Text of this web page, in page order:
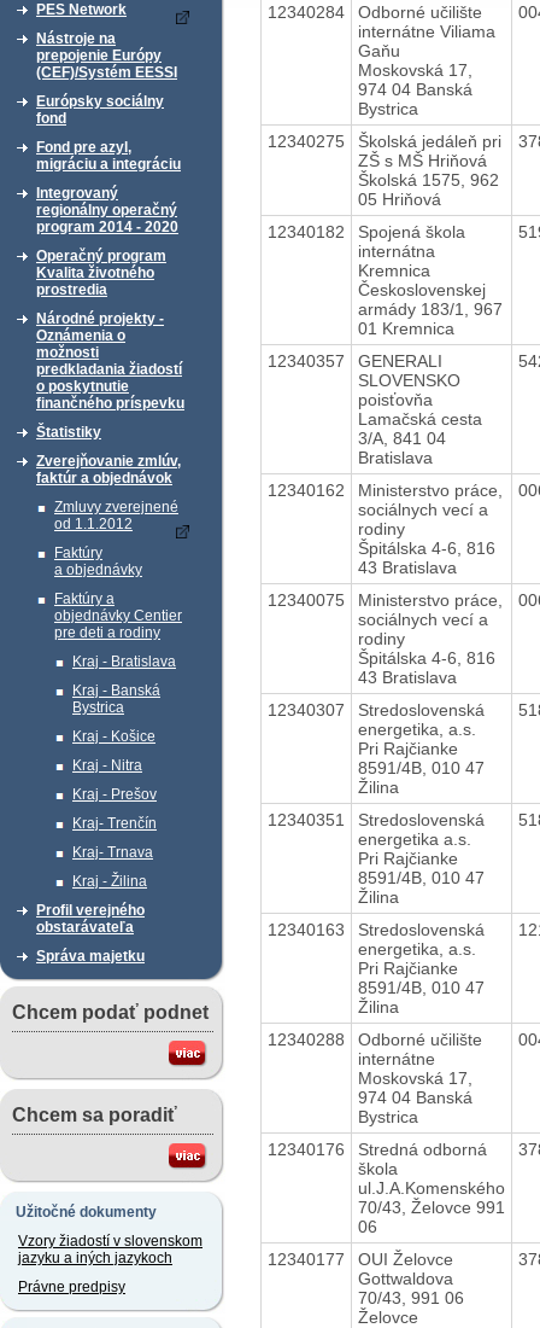
PES Network
Nástroje na
prepojenie Európy
(CEF)/Systém EESSI
Európsky sociálny
fond
Fond pre azyl,
migráciu a integráciu
Integrovaný
regionálny operačný
program 2014 - 2020
Operačný program
Kvalita životného
prostredia
Národné projekty -
Oznámenia o
možnosti
predkladania žiadostí
o poskytnutie
finančného príspevku
Štatistiky
Zverejňovanie zmlúv,
faktúr a objednávok
Zmluvy zverejnené
od 1.1.2012
Faktúry
a objednávky
Faktúry a
objednávky Centier
pre deti a rodiny
Kraj - Bratislava
Kraj - Banská
Bystrica
Kraj - Košice
Kraj - Nitra
Kraj - Prešov
Kraj- Trenčín
Kraj- Trnava
Kraj - Žilina
Profil verejného
obstarávateľa
Správa majetku
Chcem podať podnet
Chcem sa poradiť
Užitočné dokumenty
Vzory žiadostí v slovenskom
jazyku a iných jazykoch
Právne predpisy
12340284
Odborné učilište
internátne Viliama
Gaňu
Moskovská 17,
974 04 Banská
Bystrica
12340275
Školská jedáleň pri
ZŠ s MŠ Hriňová
Školská 1575, 962
05 Hriňová
12340182
Spojená škola
internátna
Kremnica
Československej
armády 183/1, 967
01 Kremnica
12340357
GENERALI
SLOVENSKO
poisťovňa
Lamačská cesta
3/A, 841 04
Bratislava
12340162
Ministerstvo práce,
sociálnych vecí a
rodiny
Špitálska 4-6, 816
43 Bratislava
12340075
Ministerstvo práce,
sociálnych vecí a
rodiny
Špitálska 4-6, 816
43 Bratislava
12340307
Stredoslovenská
energetika, a.s.
Pri Rajčianke
8591/4B, 010 47
Žilina
12340351
Stredoslovenská
energetika a.s.
Pri Rajčianke
8591/4B, 010 47
Žilina
12340163
Stredoslovenská
energetika, a.s.
Pri Rajčianke
8591/4B, 010 47
Žilina
12340288
Odborné učilište
internátne
Moskovská 17,
974 04 Banská
Bystrica
12340176
Stredná odborná
škola
ul.J.A.Komenského
70/43, Želovce 991
06
12340177
OUI Želovce
Gottwaldova
70/43, 991 06
Želovce